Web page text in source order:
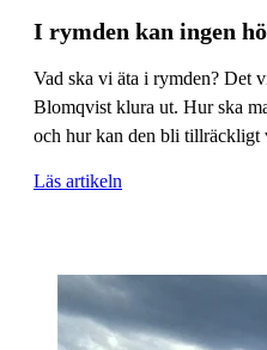
I rymden kan ingen
Vad ska vi äta i rymden? Det
Blomqvist klura ut. Hur ska
och hur kan den bli tillräckligt
Läs artikeln